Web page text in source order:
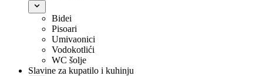
Bidei
Pisoari
Umivaonici
Vodokotlići
WC šolje
Slavine za kupatilo i kuhinju